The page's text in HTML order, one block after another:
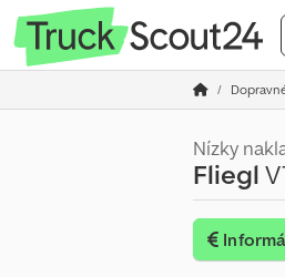
Nízky
Fliegl